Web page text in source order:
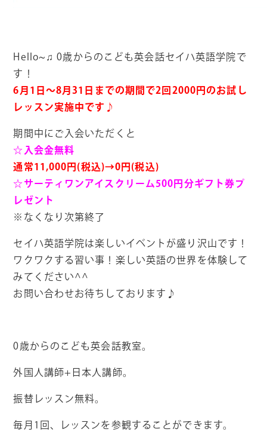
Hello~♫ 0歳からのこども英会話セイハ英語学院で
す！
6月1日〜8月31日までの期間で2回2000円のお試し
レッスン実施中です♪
期間中にご入会いただくと
☆入会金無料
通常11,000円(税込)→0円(税込)
☆サーティワンアイスクリーム500円分ギフト券プ
レゼント
※なくなり次第終了
セイハ英語学院は楽しいイベントが盛り沢山です！
ワクワクする習い事！楽しい英語の世界を体験して
みてください^^
お問い合わせお待ちしております♪
0歳からのこども英会話教室。
外国人講師+日本人講師。
振替レッスン無料。
毎月1回、レッスンを参観することができます。